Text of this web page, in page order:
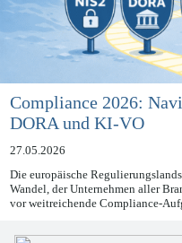
Compliance 2026:
DORA und KI-VO
27.05.2026
Die europäische
Wandel, der Unternehmen aller